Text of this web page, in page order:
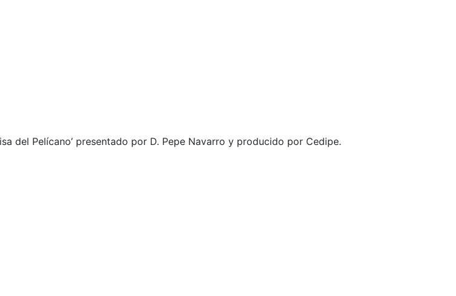
del Pelícano’ presentado por D. Pepe Navarro y producido por Cedipe.